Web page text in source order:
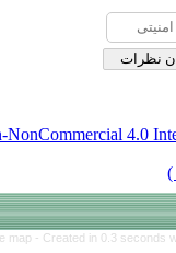
Creative Commons
Persian site map